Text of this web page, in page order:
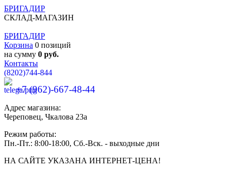
БРИГАДИР
СКЛАД-МАГАЗИН
БРИГАДИР
Корзина 0 позиций
на сумму 0 руб.
Контакты
(8202)744-844
+7 (962)-667-48-44
Адрес магазина:
Череповец, Чкалова 23а
Режим работы:
Пн.-Пт.: 8:00-18:00, Сб.-Вск. - выходные дни
НА САЙТЕ УКАЗАНА ИНТЕРНЕТ-ЦЕНА!